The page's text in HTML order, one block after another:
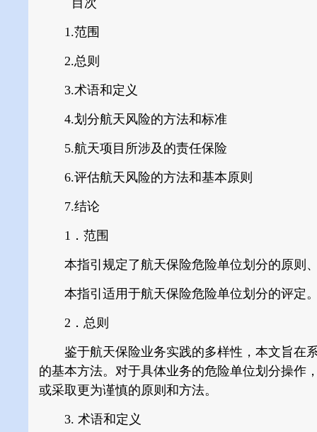
目次
1.范围
2.总则
3.术语和定义
4.划分航天风险的方法和标准
5.航天项目所涉及的责任保险
6.评估航天风险的方法和基本原则
7.结论
1．范围
本指引规定了航天保险危险单位划分的原则
本指引适用于航天保险危险单位划分的评定
2．总则
鉴于航天保险业务实践的多样性，本文旨在
的基本方法。对于具体业务的危险单位划分操作
或采取更为谨慎的原则和方法。
3. 术语和定义